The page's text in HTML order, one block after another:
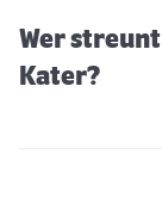
Wer
Kater?